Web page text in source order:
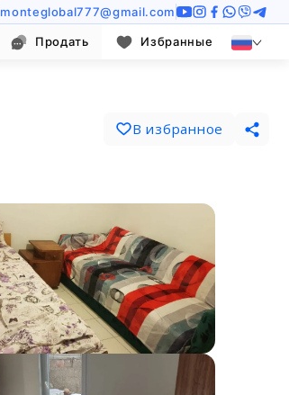
monteglobal777@gmail.com
Продать Избранные
В избранное